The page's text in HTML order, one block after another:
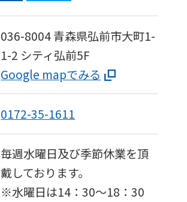
036-8004青森県弘前市大町1-
1-2 シティ弘前5F
Google mapでみる
0172-35-1611
毎週水曜日及び季節休業を頂
戴しております。
※水曜日は14：30〜18：30